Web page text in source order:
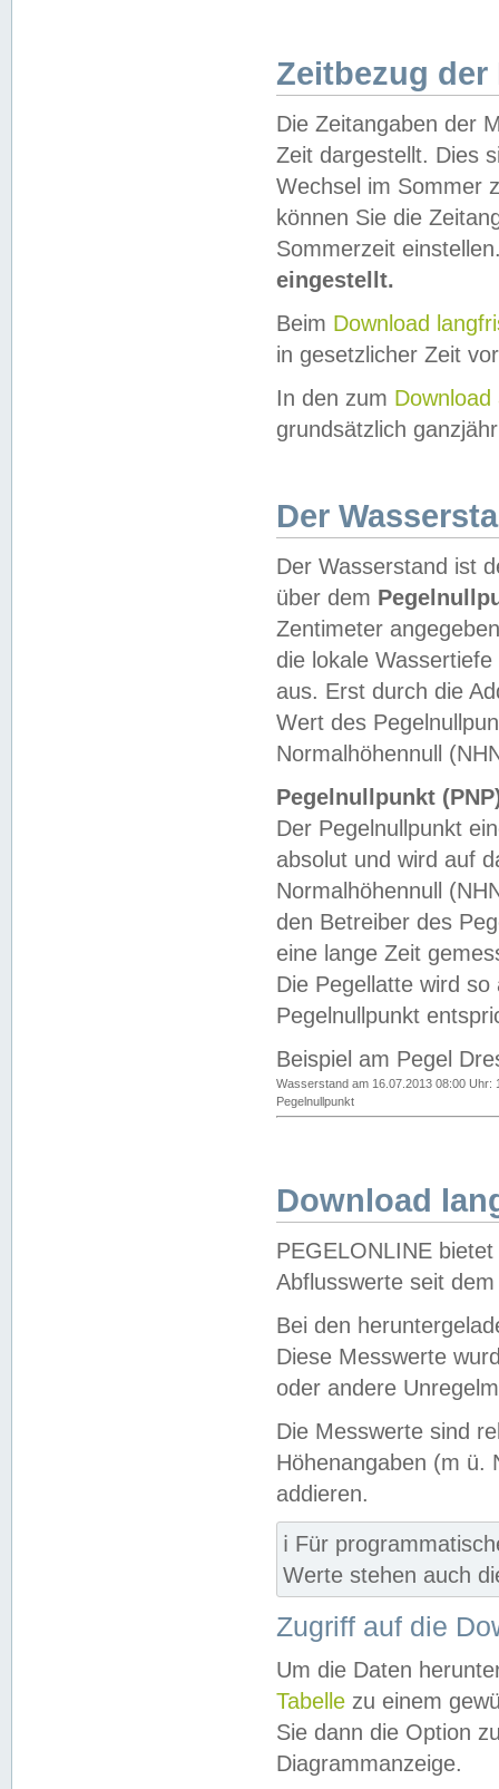
Zeitbezug der
Die Zeitangaben der
Zeit dargestellt. Dies
Wechsel im Sommer
können Sie die
Sommerzeit
eingestellt.
Beim Download
in gesetzlicher Zeit
In den zum Download
grundsätzlich
Der
Der Wasserstand ist
über dem
Zentimeter
die lokale
aus. Erst durch die
Wert des
Normalhöhennull
Pegelnullpunkt
Der Pegelnullpunkt
absolut und wird auf
Normalhöhennull
den Betreiber des
eine lange Zeit
Die Pegellatte wird
Pegelnullpunkt
Beispiel am Pegel
Wasserstand am 16.07.2013 08:00 Uhr:
Pegelnullpunkt
Download
PEGELONLINE
Abflusswerte seit
Bei den
Diese Messwerte
oder andere
Die Messwerte sind
Höhenangaben (m ü.
addieren.
ℹ️ Für
Werte stehen auch
Zugriff auf die
Um die Daten
Tabelle zu einem
Sie dann die Option
Diagrammanzeige.